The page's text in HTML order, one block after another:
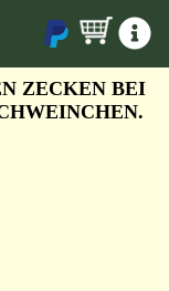
ZECKEN BEI